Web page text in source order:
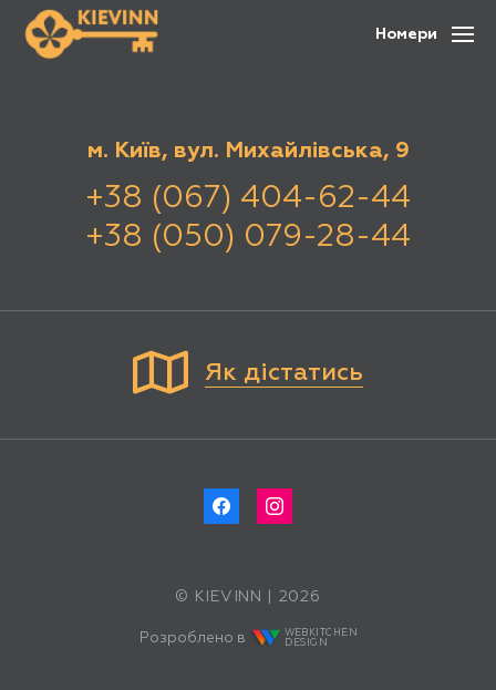
Номери
Як дістатись
м. Київ, вул. Михайлівська, 9
+38 (067) 404-62-44
+38 (050) 079-28-44
© KIEVINN | 2026
Розроблено в
WEBKITCHEN
DESIGN